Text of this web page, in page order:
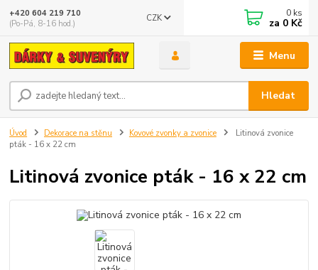
Menu
CZK
Hledat
+420 604 219 710
(Po-Pá, 8-16 hod.)
0 ks
za 0 Kč
Úvod Dekorace na stěnu Kovové zvonky a zvonice
Litinová zvonice
pták - 16 x 22 cm
Litinová zvonice pták - 16 x 22 cm